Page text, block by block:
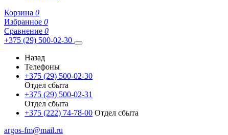
Корзина 0
Избранное 0
Сравнение 0
+375 (29) 500-02-30
Назад
Телефоны
+375 (29) 500-02-30
Отдел сбыта
+375 (29) 500-02-31
Отдел сбыта
+375 (222) 74-78-00 Отдел сбыта
argos-fm@mail.ru